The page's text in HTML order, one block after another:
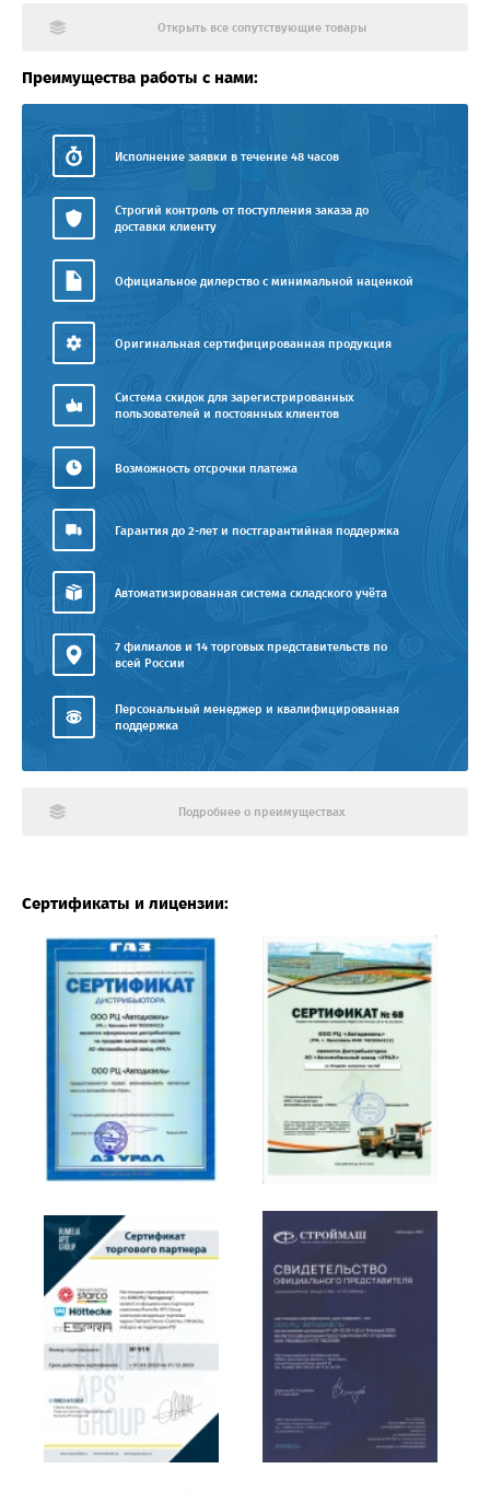
Открыть все сопутствующие товары
Преимущества работы с нами:
Исполнение заявки в течение 48 часов
Строгий контроль от поступления заказа до
доставки клиенту
Официальное дилерство с минимальной наценкой
Оригинальная сертифицированная продукция
Система скидок для зарегистрированных
пользователей и постоянных клиентов
Возможность отсрочки платежа
Гарантия до 2-лет и постгарантийная поддержка
Автоматизированная система складского учёта
7 филиалов и 14 торговых представительств по
всей России
Персональный менеджер и квалифицированная
поддержка
Подробнее о преимуществах
Сертификаты и лицензии: